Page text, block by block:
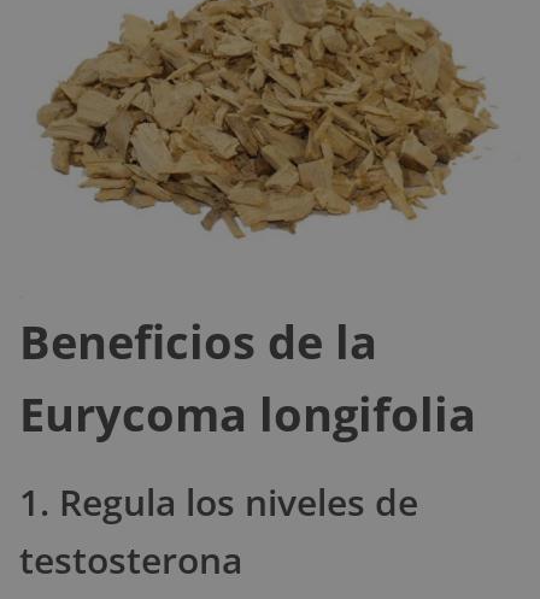
Beneficios de la
Eurycoma longifolia
1. Regula los niveles de
testosterona